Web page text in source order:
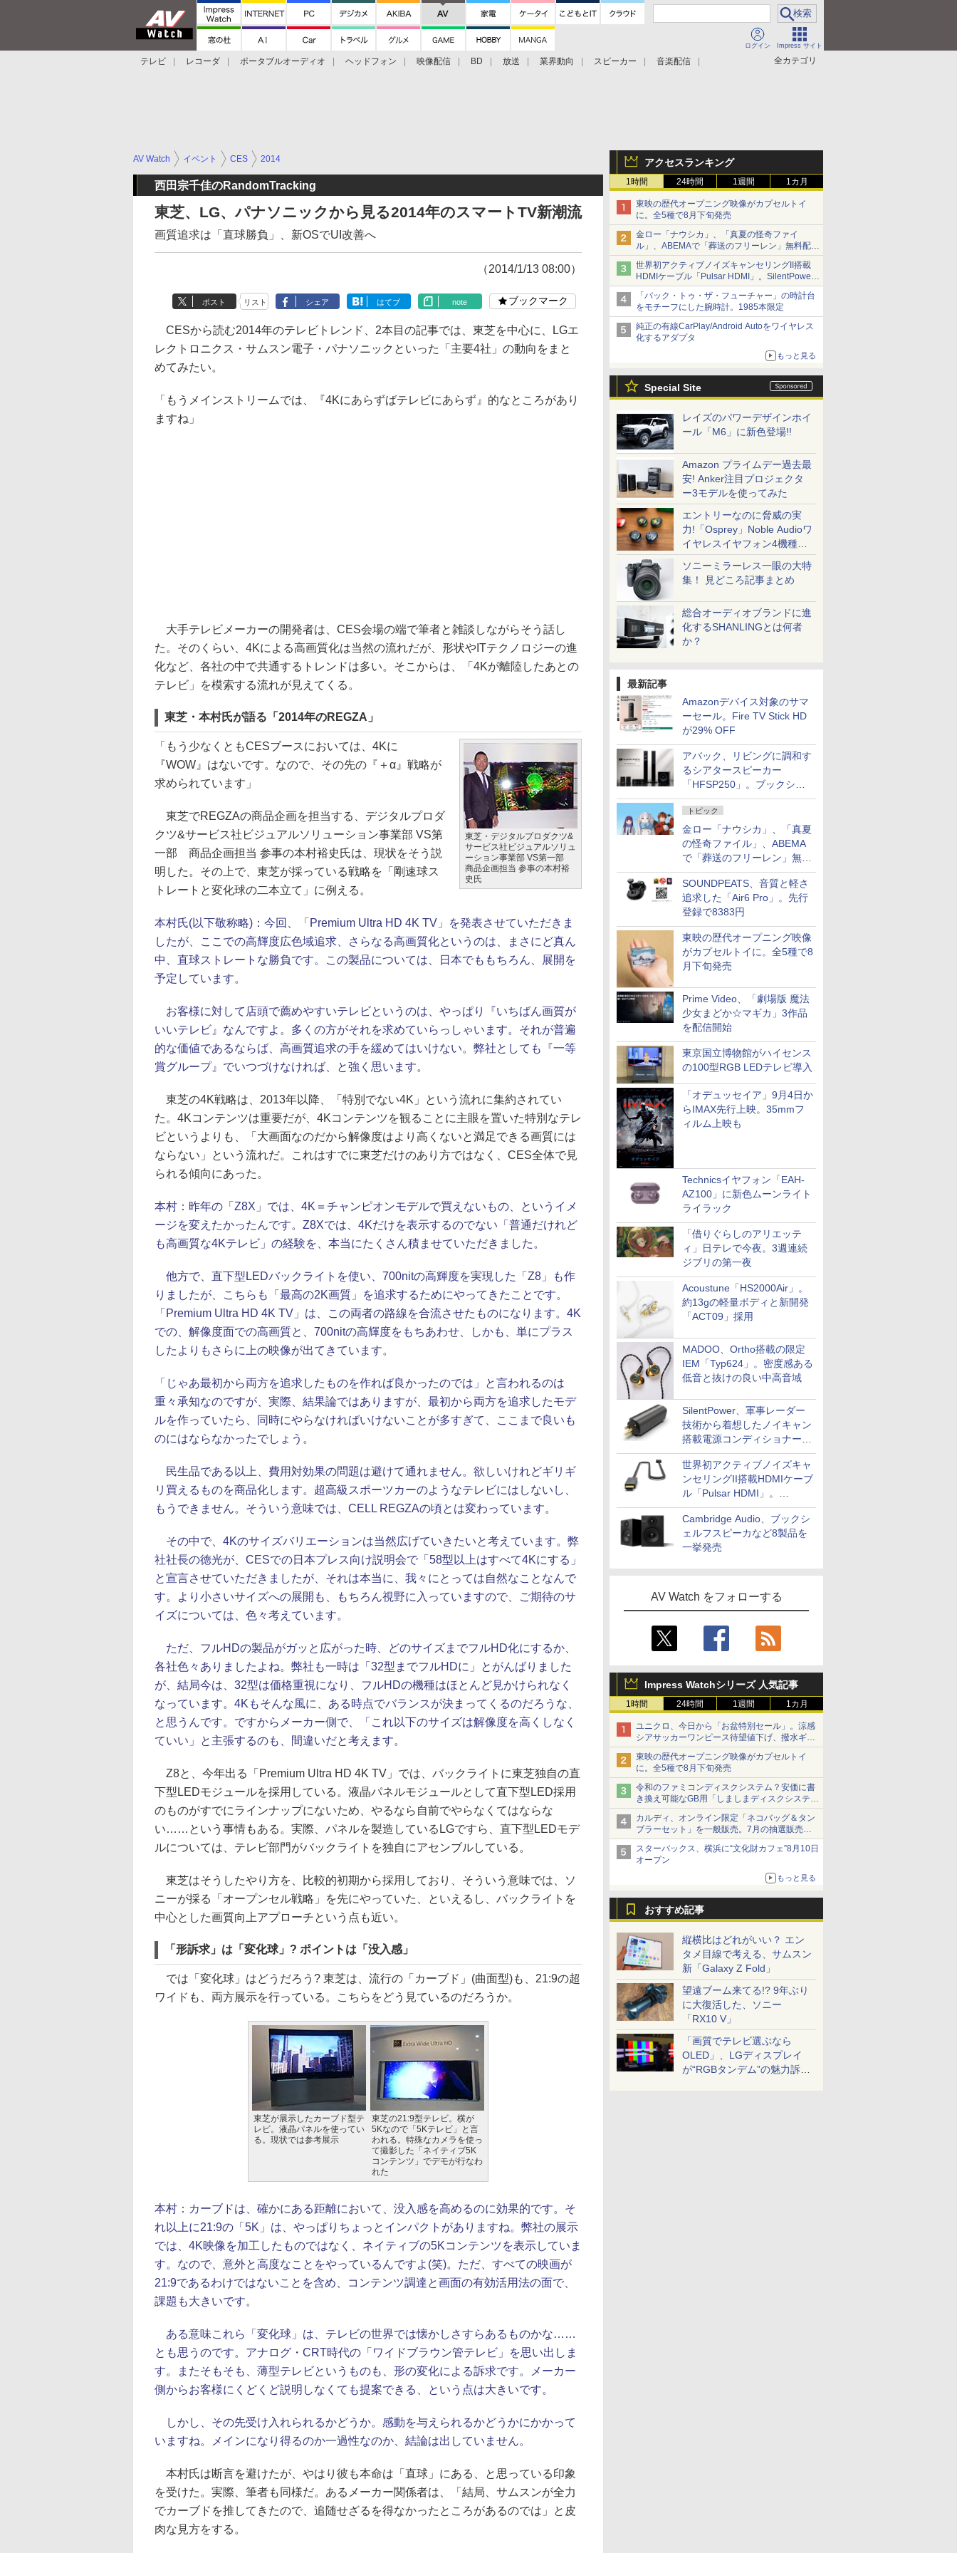
ログイン Impress サイト
全カテゴリ
テレビ レコーダ ポータブルオーディオ ヘッドフォン 映像配信 BD 放送 業界動向 スピーカー
音楽配信
アクセスランキング
1時間 24時間 1週間 1カ月
東映の歴代オープニング映像がカプセルトイ
に。全5種で8月下旬発売
金ロー「ナウシカ」、「真夏の怪奇ファイ
ル」、ABEMAで「葬送のフリーレン」無料配信
など。夏の特番・配信情報
世界初アクティブノイズキャンセリングII搭載
HDMIケーブル「Pulsar HDMI」。SilentPower
から
「バック・トゥ・ザ・フューチャー」の時計台
をモチーフにした腕時計。1985本限定
純正の有線CarPlay/Android Autoをワイヤレス
化するアダプタ
もっと見る
Special Site
レイズのパワーデザインホイ
ール「M6」に新色登場!!
Amazon プライムデー過去最
安! Anker注目プロジェクタ
ー3モデルを使ってみた
エントリーなのに脅威の実
力!「Osprey」Noble Audioワ
イヤレスイヤフォン4機種を
一気に聴く
ソニーミラーレス一眼の大特
集！ 見どころ記事まとめ
総合オーディオブランドに進
化するSHANLINGとは何者
か？
最新記事
Amazonデバイス対象のサマ
ーセール。Fire TV Stick HD
が29% OFF
アバック、リビングに調和す
るシアタースピーカー
「HFSP250」。ブックシェ
ルフはペア3万円以下
トピック
金ロー「ナウシカ」、「真夏
の怪奇ファイル」、ABEMA
で「葬送のフリーレン」無料
配信など。夏の特番・配信情
報
SOUNDPEATS、音質と軽さ
追求した「Air6 Pro」。先行
登録で8383円
東映の歴代オープニング映像
がカプセルトイに。全5種で8
月下旬発売
Prime Video、「劇場版 魔法
少女まどか☆マギカ」3作品
を配信開始
東京国立博物館がハイセンス
の100型RGB LEDテレビ導入
「オデュッセイア」9月4日か
らIMAX先行上映。35mmフ
ィルム上映も
Technicsイヤフォン「EAH-
AZ100」に新色ムーンライト
ライラック
「借りぐらしのアリエッテ
ィ」日テレで今夜。3週連続
ジブリの第一夜
Acoustune「HS2000Air」。
約13gの軽量ボディと新開発
「ACT09」採用
MADOO、Ortho搭載の限定
IEM「Typ624」。密度感ある
低音と抜けの良い中高音域
SilentPower、軍事レーダー
技術から着想したノイキャン
搭載電源コンディショナー
「AC iPurifier2」
世界初アクティブノイズキャ
ンセリングII搭載HDMIケーブ
ル「Pulsar HDMI」。
SilentPowerから
Cambridge Audio、ブックシ
ェルフスピーカなど8製品を
一挙発売
AV Watch をフォローする
Impress Watchシリーズ 人気記事
1時間 24時間 1週間 1カ月
ユニクロ、今日から「お盆特別セール」。涼感
シアサッカーワンピース待望値下げ、撥水ギア
ショーツは1990円に
東映の歴代オープニング映像がカプセルトイ
に。全5種で8月下旬発売
令和のファミコンディスクシステム？安価に書
き換え可能なGB用「しましまディスクシステ
ム」
カルディ、オンライン限定「ネコバッグ＆タン
ブラーセット」を一般販売。7月の抽選販売の
当選無効分
スターバックス、横浜に“文化財カフェ”8月10日
オープン
もっと見る
おすすめ記事
縦横比はどれがいい？ エン
タメ目線で考える、サムスン
新「Galaxy Z Fold」
望遠ブーム来てる!? 9年ぶり
に大復活した、ソニー
「RX10 V」
「画質でテレビ選ぶなら
OLED」、LGディスプレイ
が“RGBタンデム”の魅力訴
AV Watch イベント CES 2014
西田宗千佳のRandomTracking
東芝、LG、パナソニックから見る2014年のスマートTV新潮流
画質追求は「直球勝負」、新OSでUI改善へ
（2014/1/13 08:00）
ポスト リスト シェア はてブ note ブックマーク
CESから読む2014年のテレビトレンド、2本目の記事では、東芝を中心に、LGエ
レクトロニクス・サムスン電子・パナソニックといった「主要4社」の動向をまと
めてみたい。
「もうメインストリームでは、『4Kにあらずばテレビにあらず』的なところがあり
ますね」
大手テレビメーカーの開発者は、CES会場の端で筆者と雑談しながらそう話し
た。そのくらい、4Kによる高画質化は当然の流れだが、形状やITテクノロジーの進
化など、各社の中で共通するトレンドは多い。そこからは、「4Kが離陸したあとの
テレビ」を模索する流れが見えてくる。
東芝・本村氏が語る「2014年のREGZA」
東芝・デジタルプロダクツ&
サービス社ビジュアルソリュ
ーション事業部 VS第一部
商品企画担当 参事の本村裕
史氏
「もう少なくともCESブースにおいては、4Kに
『WOW』はないです。なので、その先の『＋α』戦略が
求められています」
東芝でREGZAの商品企画を担当する、デジタルプロダ
クツ&サービス社ビジュアルソリューション事業部 VS第
一部 商品企画担当 参事の本村裕史氏は、現状をそう説
明した。その上で、東芝が採っている戦略を「剛速球ス
トレートと変化球の二本立て」に例える。
本村氏(以下敬称略)： 今回、「Premium Ultra HD 4K TV」を発表させていただきま
したが、ここでの高輝度広色域追求、さらなる高画質化というのは、まさにど真ん
中、直球ストレートな勝負です。この製品については、日本でももちろん、展開を
予定しています。
お客様に対して店頭で薦めやすいテレビというのは、やっぱり『いちばん画質が
いいテレビ』なんですよ。多くの方がそれを求めていらっしゃいます。それが普遍
的な価値であるならば、高画質追求の手を緩めてはいけない。弊社としても『一等
賞グループ』でいつづけなければ、と強く思います。
東芝の4K戦略は、2013年以降、「特別でない4K」という流れに集約されてい
た。4Kコンテンツは重要だが、4Kコンテンツを観ることに主眼を置いた特別なテレ
ビというよりも、「大画面なのだから解像度はより高くないと満足できる画質には
ならない」という流れだ。これはすでに東芝だけのあり方ではなく、CES全体で見
られる傾向にあった。
本村： 昨年の「Z8X」では、4K＝チャンピオンモデルで買えないもの、というイメ
ージを変えたかったんです。Z8Xでは、4Kだけを表示するのでない「普通だけれど
も高画質な4Kテレビ」の経験を、本当にたくさん積ませていただきました。
他方で、直下型LEDバックライトを使い、700nitの高輝度を実現した「Z8」も作
りましたが、こちらも「最高の2K画質」を追求するためにやってきたことです。
「Premium Ultra HD 4K TV」は、この両者の路線を合流させたものになります。4K
での、解像度面での高画質と、700nitの高輝度をもちあわせ、しかも、単にプラス
したよりもさらに上の映像が出てきています。
「じゃあ最初から両方を追求したものを作れば良かったのでは」と言われるのは
重々承知なのですが、実際、結果論ではありますが、最初から両方を追求したモデ
ルを作っていたら、同時にやらなければいけないことが多すぎて、ここまで良いも
のにはならなかったでしょう。
民生品である以上、費用対効果の問題は避けて通れません。欲しいけれどギリギ
リ買えるものを商品化します。超高級スポーツカーのようなテレビにはしないし、
もうできません。そういう意味では、CELL REGZAの頃とは変わっています。
その中で、4Kのサイズバリエーションは当然広げていきたいと考えています。弊
社社長の徳光が、CESでの日本プレス向け説明会で「58型以上はすべて4Kにする」
と宣言させていただきましたが、それは本当に、我々にとっては自然なことなんで
す。より小さいサイズへの展開も、もちろん視野に入っていますので、ご期待のサ
イズについては、色々考えています。
ただ、フルHDの製品がガッと広がった時、どのサイズまでフルHD化にするか、
各社色々ありましたよね。弊社も一時は「32型までフルHDに」とがんばりました
が、結局今は、32型は価格重視になり、フルHDの機種はほとんど見かけられなく
なっています。4Kもそんな風に、ある時点でバランスが決まってくるのだろうな、
と思うんです。ですからメーカー側で、「これ以下のサイズは解像度を高くしなく
ていい」と主張するのも、間違いだと考えます。
Z8と、今年出る「Premium Ultra HD 4K TV」では、バックライトに東芝独自の直
下型LEDモジュールを採用している。液晶パネルモジュールとして直下型LED採用
のものがすでにラインナップにないため、やるなら自前でやらなくてはならな
い……という事情もある。実際、パネルを製造しているLGですら、直下型LEDモデ
ルについては、テレビ部門がバックライトを独自にアセンブルしている。
東芝はそうしたやり方を、比較的初期から採用しており、そういう意味では、ソ
ニーが採る「オープンセル戦略」を先にやっていた、といえるし、バックライトを
中心とした画質向上アプローチという点も近い。
「形訴求」は「変化球」? ポイントは「没入感」
では「変化球」はどうだろう? 東芝は、流行の「カーブド」(曲面型)も、21:9の超
ワイドも、両方展示を行っている。こちらをどう見ているのだろうか。
東芝が展示したカーブド型テ
レビ。液晶パネルを使ってい
る。現状では参考展示
東芝の21:9型テレビ。横が
5Kなので「5Kテレビ」と言
われる。特殊なカメラを使っ
て撮影した「ネイティブ5K
コンテンツ」でデモが行なわ
れた
本村： カーブドは、確かにある距離において、没入感を高めるのに効果的です。そ
れ以上に21:9の「5K」は、やっぱりちょっとインパクトがありますね。弊社の展示
では、4K映像を加工したものではなく、ネイティブの5Kコンテンツを表示していま
す。なので、意外と高度なことをやっているんですよ(笑)。ただ、すべての映画が
21:9であるわけではないことを含め、コンテンツ調達と画面の有効活用法の面で、
課題も大きいです。
ある意味これら「変化球」は、テレビの世界では懐かしさすらあるものかな……
とも思うのです。アナログ・CRT時代の「ワイドブラウン管テレビ」を思い出しま
す。またそもそも、薄型テレビというものも、形の変化による訴求です。メーカー
側からお客様にくどくど説明しなくても提案できる、という点は大きいです。
しかし、その先受け入れられるかどうか。感動を与えられるかどうかにかかって
いますね。メインになり得るのか一過性なのか、結論は出していません。
本村氏は断言を避けたが、やはり彼も本命は「直球」にある、と思っている印象
を受けた。実際、筆者も同様だ。あるメーカー関係者は、「結局、サムスンが全力
でカーブドを推してきたので、追随せざるを得なかったところがあるのでは」と皮
肉な見方をする。